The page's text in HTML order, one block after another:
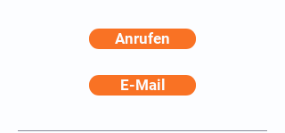
Anrufen
E-Mail